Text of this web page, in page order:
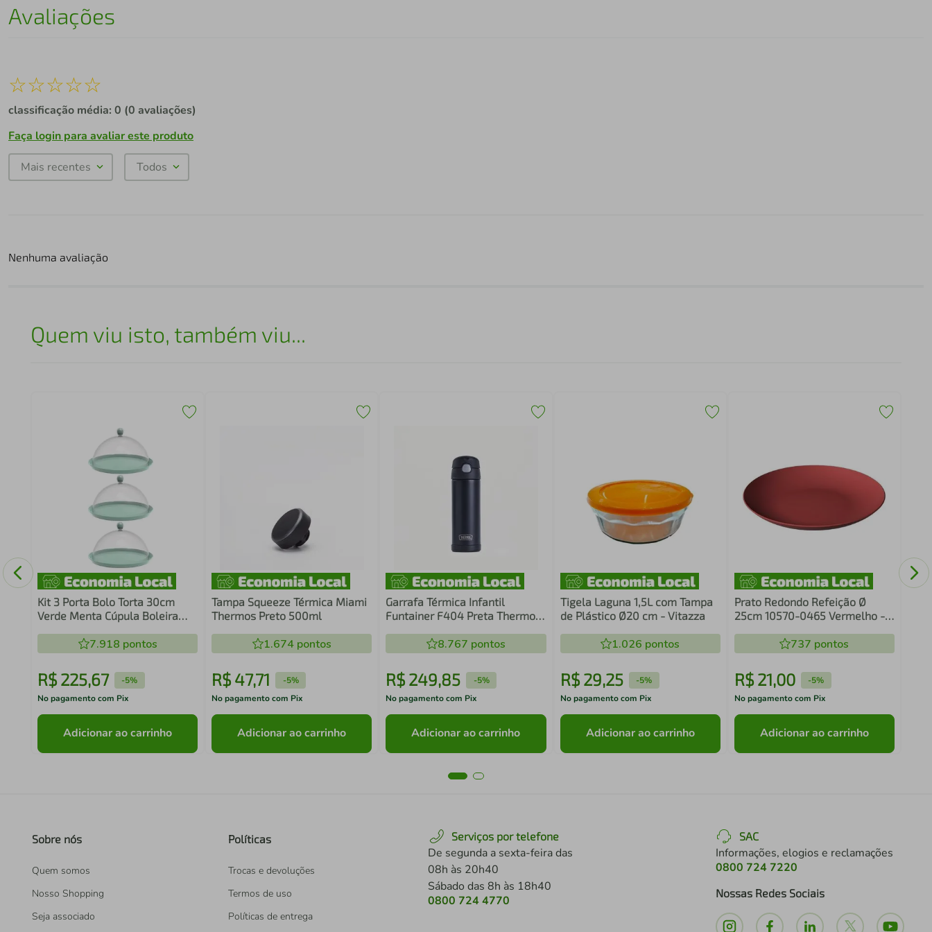
Avaliações
☆☆☆☆☆
classificação média: 0 (0 avaliações)
Faça login para avaliar este produto
Mais recentes Todos
Nenhuma avaliação
Quem viu isto, também viu...
Kit 3 Porta Bolo Torta 30cm
Verde Menta Cúpula Boleira
7.918 pontos
R$ 225,67 -5%
No pagamento com Pix
Adicionar ao carrinho
Tampa Squeeze Térmica Miami
Thermos Preto 500ml
1.674pontos
R$ 47,71 -5%
No pagamento com Pix
Adicionar ao carrinho
Garrafa Térmica Infantil
Funtainer F404 Preta Thermos
8.767 pontos
R$249,85 -5%
No pagamento com Pix
Adicionar ao carrinho
Tigela Laguna 1,5L com Tampa
de Plástico Ø20 cm - Vitazza
1.026 pontos
R$ 29,25 -5%
No pagamento com Pix
Adicionar ao carrinho
Prato Redondo Refeição Ø
25cm 10570-0465 Vermelho -
737 pontos
R$ 21,00 -5%
No pagamento com Pix
Adicionar ao carrinho
Sobre nós
Quem somos
Nosso Shopping
Seja associado
Políticas
Trocas e devoluções
Termos de uso
Políticas de entrega
Serviços por telefone
De segunda a sexta-feira das
08h às 20h40
Sábado das 8h às 18h40
0800 724 4770
SAC
Informações, elogios e reclamações
0800 724 7220
Nossas Redes Sociais